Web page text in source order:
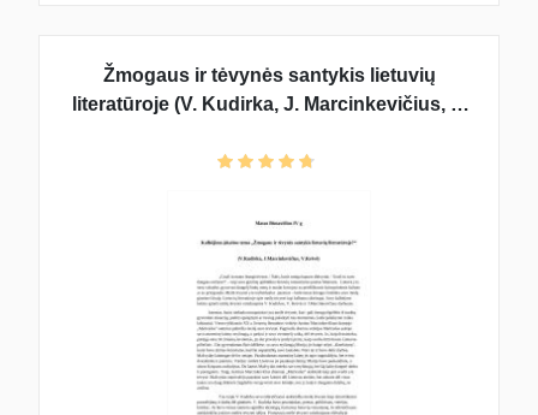
Žmogaus ir tėvynės santykis lietuvių
literatūroje (V. Kudirka, J. Marcinkevičius, V.